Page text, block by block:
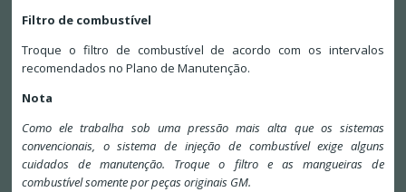
Filtro de combustível
Troque o filtro de combustível de acordo com os intervalos
recomendados no Plano de Manutenção.
Nota
Como ele trabalha sob uma pressão mais alta que os sistemas
convencionais, o sistema de injeção de combustível exige alguns
cuidados de manutenção. Troque o filtro e as mangueiras de
combustível somente por peças originais GM.